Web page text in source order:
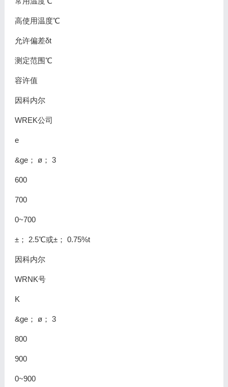
高使用温度℃
允许偏差δt
测定范围℃
容许值
因科内尔
WREK公司
e
&ge； ø； 3
600
700
0~700
±； 2.5℃或±； 0.75%t
因科内尔
WRNK号
K
&ge； ø； 3
800
900
0~900